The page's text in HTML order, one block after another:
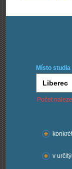
Místo studia
Počet
v